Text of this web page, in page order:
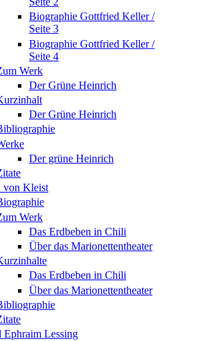
Biographie Gottfried Keller /
Seite 3
Biographie Gottfried Keller /
Seite 4
Werk
Der Grüne Heinrich
Der Grüne Heinrich
Der grüne Heinrich
von Kleist
Werk
Das Erdbeben in Chili
Über das Marionettentheater
Das Erdbeben in Chili
Über das Marionettentheater
Ephraim Lessing